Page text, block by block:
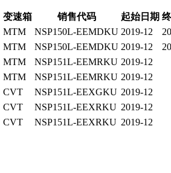
变速箱 销售代码 起始日期
MTM NSP150L-EEMDKU 2019-12
MTM NSP150L-EEMDKU 2019-12
MTM NSP151L-EEMRKU 2019-12
MTM NSP151L-EEMRKU 2019-12
CVT NSP151L-EEXGKU 2019-12
CVT NSP151L-EEXRKU 2019-12
CVT NSP151L-EEXRKU 2019-12